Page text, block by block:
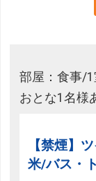
部屋：食事/
おとな1名様
【禁煙】
米/バス・